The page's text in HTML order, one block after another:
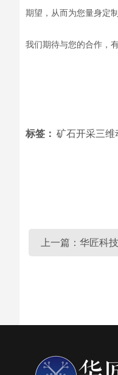
期望，从而为您量身定
我们期待与您的合作，
标签： 矿石开采三维
上一篇：华匠科